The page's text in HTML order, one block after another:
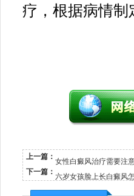
疗，根据病情制
上一篇： 女性白癜风治疗需要注
下一篇： 六岁女孩脸上长白癜风